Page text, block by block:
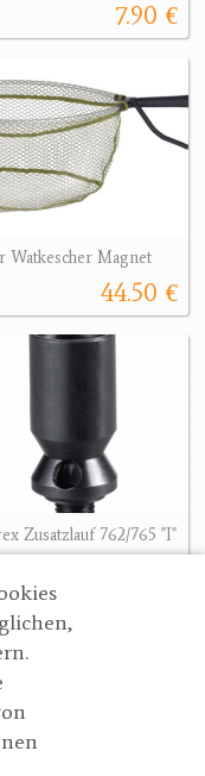
7.90 €
Watkescher Magnet
44.50 €
Zusatzlauf 762/765 "I"
1820
Renner-Straße 48